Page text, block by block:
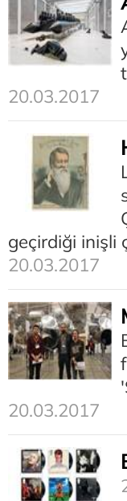
20.03.2017
geçirdiği inişli
20.03.2017
20.03.2017